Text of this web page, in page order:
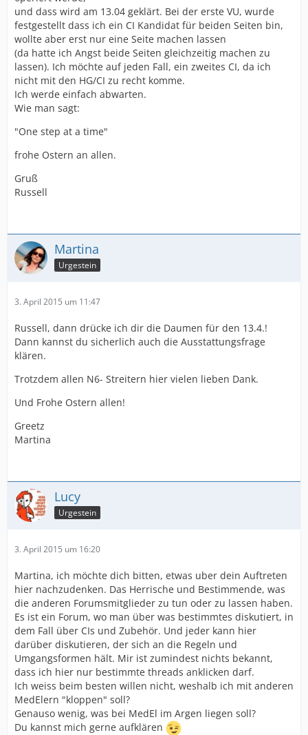
und dass wird am 13.04 geklärt. Bei der erste VU, wurde
festgestellt dass ich ein CI Kandidat für beiden Seiten bin,
wollte aber erst nur eine Seite machen lassen
(da hatte ich Angst beide Seiten gleichzeitig machen zu
lassen). Ich möchte auf jeden Fall, ein zweites CI, da ich
nicht mit den HG/CI zu recht komme.
Ich werde einfach abwarten.
Wie man sagt:
"One step at a time"
frohe Ostern an allen.
Gruß
Russell
Martina
Urgestein
3. April 2015 um 11:47
Russell, dann drücke ich dir die Daumen für den 13.4.!
Dann kannst du sicherlich auch die Ausstattungsfrage
klären.
Trotzdem allen N6- Streitern hier vielen lieben Dank.
Und Frohe Ostern allen!
Greetz
Martina
Lucy
Urgestein
3. April 2015 um 16:20
Martina, ich möchte dich bitten, etwas uber dein Auftreten
hier nachzudenken. Das Herrische und Bestimmende, was
die anderen Forumsmitglieder zu tun oder zu lassen haben.
Es ist ein Forum, wo man über was bestimmtes diskutiert, in
dem Fall über CIs und Zubehör. Und jeder kann hier
darüber diskutieren, der sich an die Regeln und
Umgangsformen hält. Mir ist zumindest nichts bekannt,
dass ich hier nur bestimmte threads anklicken darf.
Ich weiss beim besten willen nicht, weshalb ich mit anderen
MedElern "kloppen" soll?
Genauso wenig, was bei MedEl im Argen liegen soll?
Du kannst mich gerne aufklären